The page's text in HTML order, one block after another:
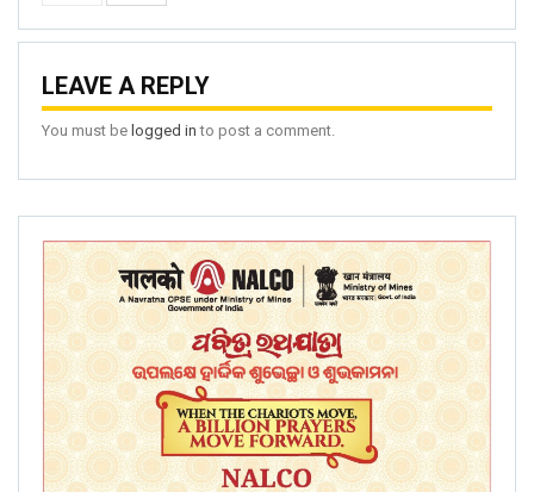
LEAVE A REPLY
You must be logged in to post a comment.